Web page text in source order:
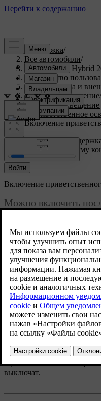
Поддержка/
Все автомобили/
XC90 Plug-in Hybrid
Руководство
Обзор, зеркала и
Наружное освещение/
Наружное освещение
Приветственное
Включение
Индивидуальная
информацию по вашему
Войти
Обновленная версия
Включение
Можно включить
Приветственное
последовательность
лучший обзор, когда вы
отпираете его.
Нажмите на символ
перейдите в раздел
Перейдите в меню
управления→Запирание
Приветственное
выключат.